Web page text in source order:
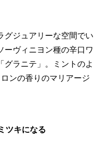
グジュアリーな空間でい
ーヴィニヨン種の辛口ワ
グラニテ」。ミントのよ
ンの香りのマリアージ
ツキになる